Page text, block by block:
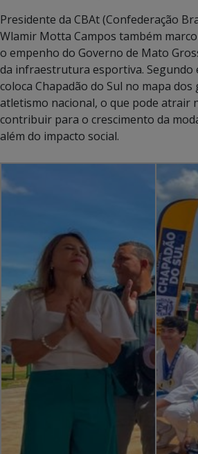
Presidente da CBAt (Confederação
Wlamir Motta Campos também
o empenho do Governo de Mato
da infraestrutura esportiva. Segundo
coloca Chapadão do Sul no mapa
atletismo nacional, o que pode atrair
contribuir para o crescimento da
além do impacto social.